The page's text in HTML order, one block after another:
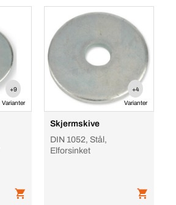
+9
Varianter
+4
Varianter
Skjermskive
DIN 1052, Stål,
Elforsinket